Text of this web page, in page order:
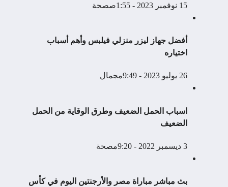
15 نوفمبر 2023 - 1:55ص صحة
أفضل جهاز ليزر منزلي فيلبس وأهم أسباب
اختياره
26 يوليو 2023 - 9:49م جمال
اسباب الحمل الضعيف وطرق الوقاية من الحمل
الضعيف
3 ديسمبر 2022 - 9:20م صحة
بث مباشر مباراة مصر والأرجنتين اليوم في كأس